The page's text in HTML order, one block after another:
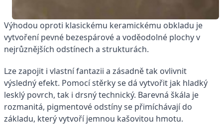
Výhodou oproti klasickému keramickému obkladu je
vytvoření pevné bezespárové a voděodolné plochy v
nejrůznějších odstínech a strukturách.
Lze zapojit i vlastní fantazii a zásadně tak ovlivnit
výsledný efekt. Pomocí stěrky se dá vytvořit jak hladký
lesklý povrch, tak i drsný technický. Barevná škála je
rozmanitá, pigmentové odstíny se přimíchávají do
základu, který vytvoří jemnou kašovitou hmotu.